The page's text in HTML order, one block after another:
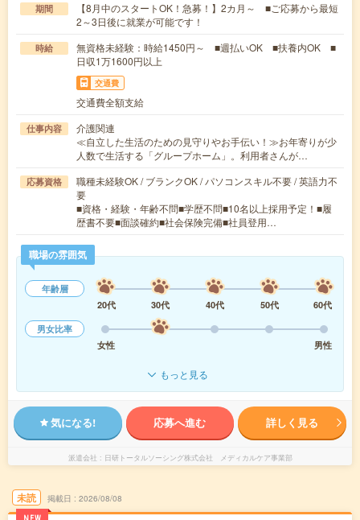
期間
【8月中のスタートOK！急募！】2カ月～ ■ご応募から最短
2～3日後に就業が可能です！
時給
無資格未経験：時給1450円～ ■週払いOK ■扶養内OK ■
日収1万1600円以上
交通費
交通費全額支給
仕事内容
介護関連
≪自立した生活のための見守りやお手伝い！≫お年寄りが少
人数で生活する「グループホーム」。利用者さんが…
応募資格
職種未経験OK / ブランクOK / パソコンスキル不要 / 英語力不
要
■資格・経験・年齢不問■学歴不問■10名以上採用予定！■履
歴書不要■面談確約■社会保険完備■社員登用…
職場の雰囲気
年齢層
20代
30代 40代 50代
60代
男女比率
女性
男性
もっと見る
気になる! 応募へ進む 詳しく見る
派遣会社 日研トータルソーシング株式会社 メディカルケア事業部
未読 掲載日 2026/08/08